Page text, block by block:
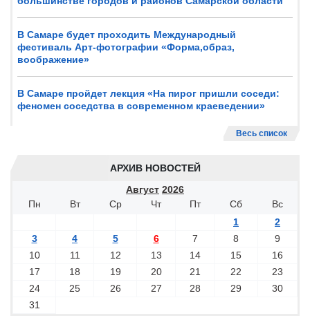
В Самаре будет проходить Международный
фестиваль Арт-фотографии «Форма,образ,
воображение»
В Самаре пройдет лекция «На пирог пришли соседи:
феномен соседства в современном краеведении»
Весь список
АРХИВ НОВОСТЕЙ
Август 2026
Пн
Вт Ср Чт Пт Сб
Вс
1
2
3
4 5 6 7 8
9
10
11 12 13 14 15
16
17
18 19 20 21 22
23
24
25 26 27 28 29
30
31